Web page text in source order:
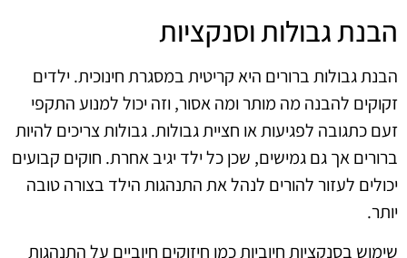
הבנת גבולות וסנקציות
הבנת גבולות ברורים היא קריטית במסגרת חינוכית. ילדים
זקוקים להבנה מה מותר ומה אסור, וזה יכול למנוע התקפי
זעם כתגובה לפגיעות או חציית גבולות. גבולות צריכים להיות
ברורים אך גם גמישים, שכן כל ילד יגיב אחרת. חוקים קבועים
יכולים לעזור להורים לנהל את התנהגות הילד בצורה טובה
יותר.
שימוש בסנקציות חיוביות כמו חיזוקים חיוביים על התנהגות